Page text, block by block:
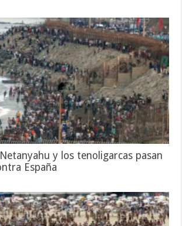
y los tenoligarcas pasan
España